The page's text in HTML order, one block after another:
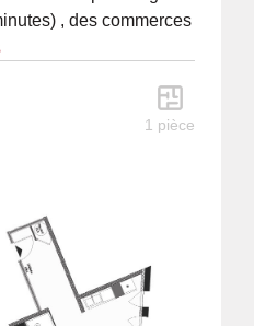
, des commerces
5 par...
1 pièce